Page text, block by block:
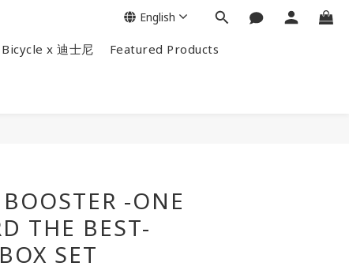
Bicycle x 迪士尼 Featured Products
English
-ONE
THE BEST-
SET